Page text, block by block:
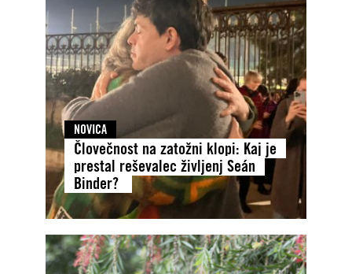
NOVICA
Človečnost na zatožni klopi: Kaj je
prestal reševalec življenj Seán
Binder?